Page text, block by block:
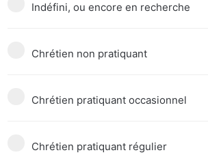
Indéfini, ou encore en recherche
Chrétien non pratiquant
Chrétien pratiquant occasionnel
Chrétien pratiquant régulier